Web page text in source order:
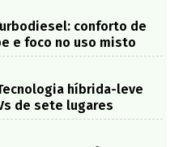
conforto de
e foco no uso misto
híbrida-leve
de sete lugares